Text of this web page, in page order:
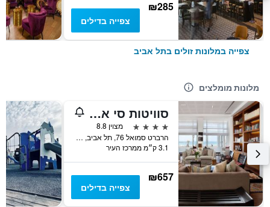
₪285
צפייה בדילים
צפייה במלונות זולים בתל אביב
מלונות מומלצים
סוויטות סי אקזקיוטיב
4 כוכבים
מצוין 8.8
הרברט סמואל 76, תל אביב, גוש דן, ישראל
3.1 ק״מ ממרכז העיר
₪657
צפייה בדילים